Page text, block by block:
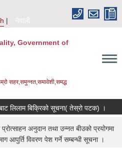
नेपाली
Government of
सहर,समुन्नत,समावेशी,समद्ध
लिलाम बिक्रिको सूचना( तेस्रो पटक) ।
अनुदान तथा उन्नत बीउको प्रयोगमा
आपुर्ति विवरण पेश गर्ने सम्बन्धी सूचना ।